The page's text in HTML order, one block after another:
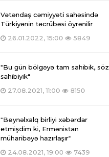
Vətəndaş cəmiyyəti sahəsində
Türkiyənin təcrübəsi öyrənilir
26.01.2022, 15:00
5849
"Bu gün bölgəyə tam sahibik, söz
sahibiyik"
27.08.2021, 11:00
8150
"Beynəlxalq birliyi xəbərdar
etmişdim ki, Ermənistan
müharibəyə hazırlaşır"
24.08.2021, 19:00
7439